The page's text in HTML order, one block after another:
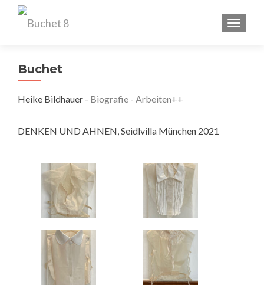
Buchet
Heike Bildhauer - Biografie - Arbeiten++
DENKEN UND AHNEN, Seidlvilla München 2021